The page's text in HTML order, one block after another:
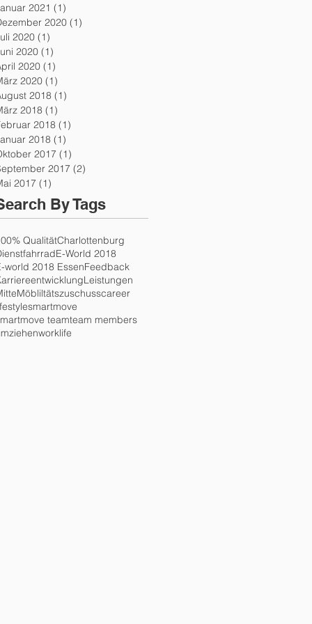
2021 (1)
2020 (1)
2020 (1)
2020 (1)
2020 (1)
2020 (1)
2018 (1)
2018 (1)
2018 (1)
2018 (1)
2017 (1)
2017 (2)
2017 (1)
By Tags
QualitätCharlottenburg
E-World 2018
world 2018 EssenFeedback
Leistungen
Möbliltätszuschusscareer
smartmove
teamteam members
worklife